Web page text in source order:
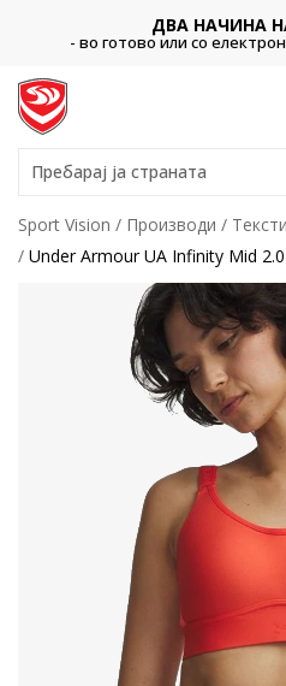
ДВА НАЧИНА
- во готово или со
Пребарај ја страната
Sport Vision Производи
Under Armour UA Infinity Mid